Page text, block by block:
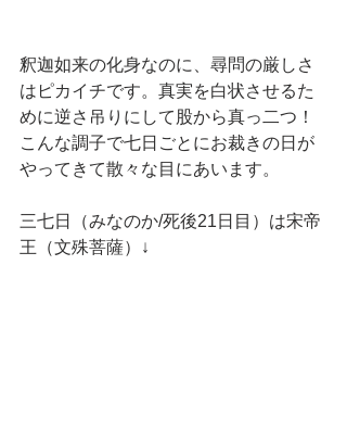
釈迦如来の化身なのに、尋問の厳しさ
はピカイチです。真実を白状させるた
めに逆さ吊りにして股から真っ二つ！
こんな調子で七日ごとにお裁きの日が
やってきて散々な目にあいます。
三七日（みなのか/死後21日目）は宋帝
王（文殊菩薩）↓